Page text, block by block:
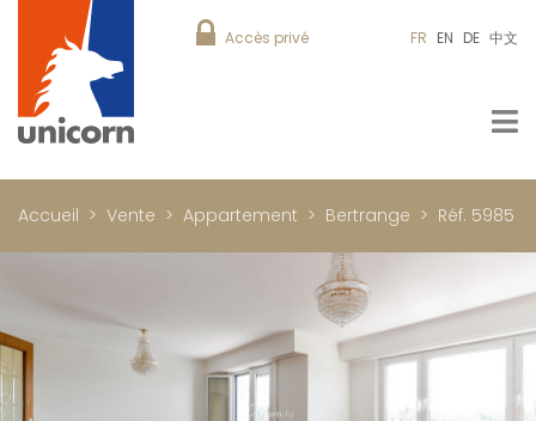
Accès privé FR EN DE 中文
Accueil Vente Appartement Bertrange Réf. 5985